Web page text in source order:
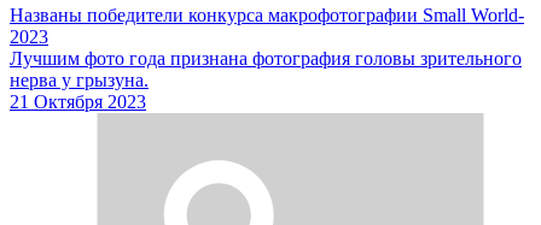
Названы победители конкурса макрофотографии Small World-
2023
Лучшим фото года признана фотография головы зрительного
нерва у грызуна.
21 Октября 2023